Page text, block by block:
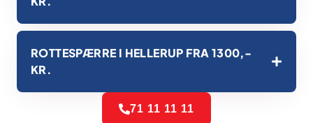
ROTTESPÆRRE I HELLERUP FRA 1300,-
KR.
71 11 11 11